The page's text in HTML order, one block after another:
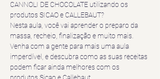
CANNOLI DE CHOCOLATE utilizando os
produtos SICAO e CALLEBAUT?
Nesta aula, você vai aprender o preparo da
massa, recheio, finalização e muito mais.
Venha com a gente para mais uma aula
imperdível, e descubra como as suas receitas
podem ficar ainda melhores com os